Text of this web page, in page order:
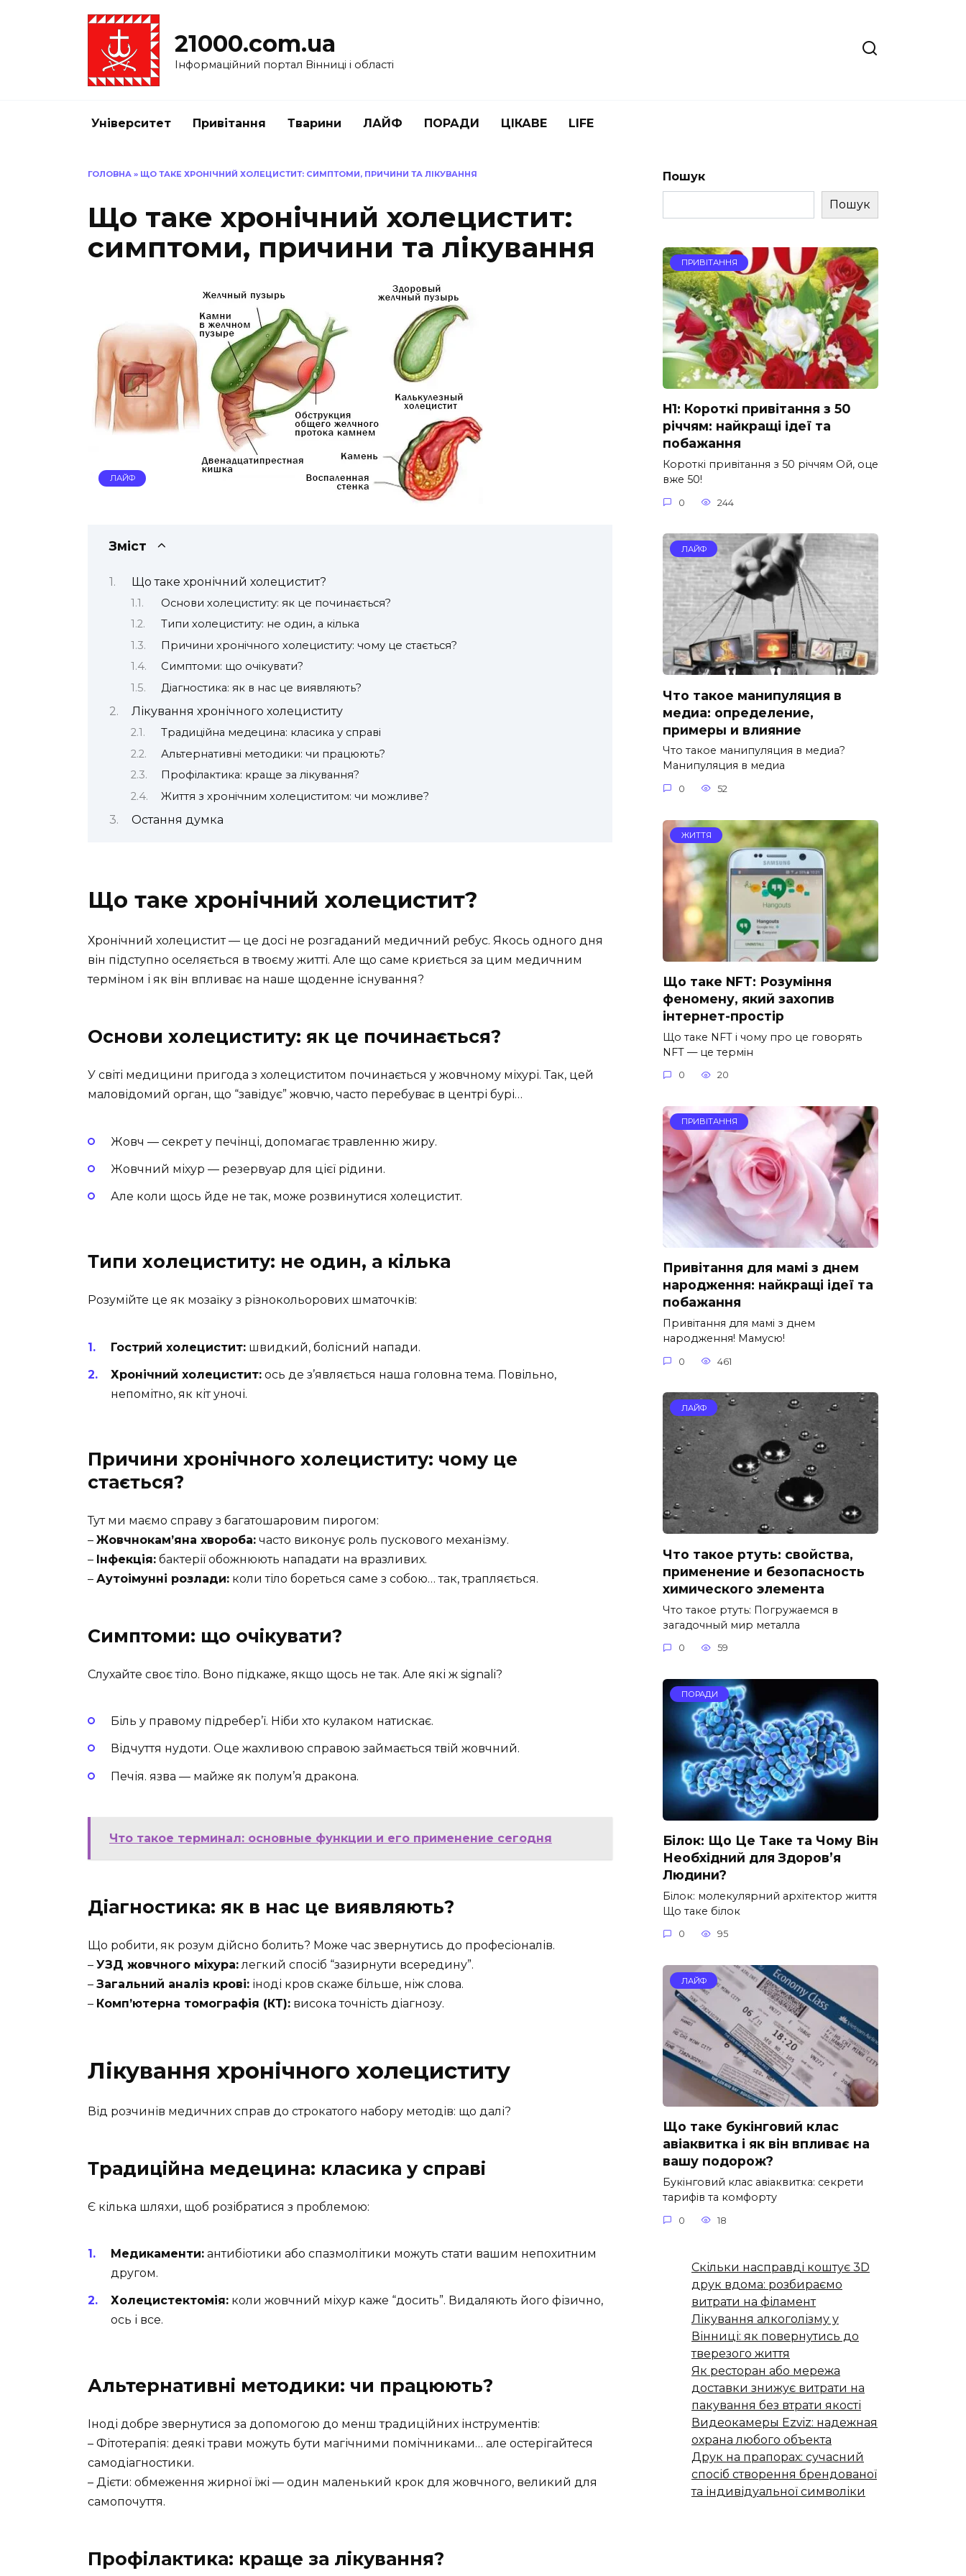
21000.com.ua
Інформаційний портал Вінниці і області
Університет Привітання Тварини ЛАЙФ ПОРАДИ ЦІКАВЕ LIFE
ГОЛОВНА » ЩО ТАКЕ ХРОНІЧНИЙ ХОЛЕЦИСТИТ: СИМПТОМИ, ПРИЧИНИ ТА ЛІКУВАННЯ
Що таке хронічний холецистит:
симптоми, причини та лікування
ЛАЙФ
Зміст
Що таке хронічний холецистит?
Основи холециститу: як це починається?
Типи холециститу: не один, а кілька
Причини хронічного холециститу: чому це стається?
Симптоми: що очікувати?
Діагностика: як в нас це виявляють?
Лікування хронічного холециститу
Традиційна медецина: класика у справі
Альтернативні методики: чи працюють?
Профілактика: краще за лікування?
Життя з хронічним холециститом: чи можливе?
Остання думка
Що таке хронічний холецистит?
Хронічний холецистит — це досі не розгаданий медичний ребус. Якось одного дня
він підступно оселяється в твоєму житті. Але що саме криється за цим медичним
терміном і як він впливає на наше щоденне існування?
Основи холециститу: як це починається?
У світі медицини пригода з холециститом починається у жовчному міхурі. Так, цей
маловідомий орган, що “завідує” жовчю, часто перебуває в центрі бурі…
Жовч — секрет у печінці, допомагає травленню жиру.
Жовчний міхур — резервуар для цієї рідини.
Але коли щось йде не так, може розвинутися холецистит.
Типи холециститу: не один, а кілька
Розумійте це як мозаїку з різнокольорових шматочків:
Гострий холецистит: швидкий, болісний напади.
Хронічний холецистит: ось де з’являється наша головна тема. Повільно,
непомітно, як кіт уночі.
Причини хронічного холециститу: чому це
стається?
Тут ми маємо справу з багатошаровим пирогом:
– Жовчнокам’яна хвороба: часто виконує роль пускового механізму.
– Інфекція: бактерії обожнюють нападати на вразливих.
– Аутоімунні розлади: коли тіло бореться саме з собою… так, трапляється.
Симптоми: що очікувати?
Слухайте своє тіло. Воно підкаже, якщо щось не так. Але які ж signali?
Біль у правому підребер’ї. Ніби хто кулаком натискає.
Відчуття нудоти. Оце жахливою справою займається твій жовчний.
Печія. язва — майже як полум’я дракона.
Что такое терминал: основные функции и его применение сегодня
Діагностика: як в нас це виявляють?
Що робити, як розум дійсно болить? Може час звернутись до професіоналів.
– УЗД жовчного міхура:легкий спосіб “зазирнути всередину”.
– Загальний аналіз крові: іноді кров скаже більше, ніж слова.
– Комп’ютерна томографія (КТ): висока точність діагнозу.
Лікування хронічного холециститу
Від розчинів медичних справ до строкатого набору методів: що далі?
Традиційна медецина: класика у справі
Є кілька шляхи, щоб розібратися з проблемою:
Медикаменти: антибіотики або спазмолітики можуть стати вашим непохитним
другом.
Холецистектомія: коли жовчний міхур каже “досить”. Видаляють його фізично,
ось і все.
Альтернативні методики: чи працюють?
Іноді добре звернутися за допомогою до менш традиційних інструментів:
– Фітотерапія: деякі трави можуть бути магічними помічниками… але остерігайтеся
самодіагностики.
– Дієти: обмеження жирної їжі — один маленький крок для жовчного, великий для
самопочуття.
Профілактика: краще за лікування?
Пошук
Пошук
ПРИВІТАННЯ
H1: Короткі привітання з 50
річчям: найкращі ідеї та
побажання
Короткі привітання з 50 річчям Ой, оце
вже 50!
0 244
ЛАЙФ
Что такое манипуляция в
медиа: определение,
примеры и влияние
Что такое манипуляция в медиа?
Манипуляция в медиа
0 52
ЖИТТЯ
Що таке NFT: Розуміння
феномену, який захопив
інтернет-простір
Що таке NFT і чому про це говорять
NFT — це термін
0 20
ПРИВІТАННЯ
Привітання для мамі з днем
народження: найкращі ідеї та
побажання
Привітання для мамі з днем
народження! Мамусю!
0 461
ЛАЙФ
Что такое ртуть: свойства,
применение и безопасность
химического элемента
Что такое ртуть: Погружаемся в
загадочный мир металла
0 59
ПОРАДИ
Білок: Що Це Таке та Чому Він
Необхідний для Здоров’я
Людини?
Білок: молекулярний архітектор життя
Що таке білок
0 95
ЛАЙФ
Що таке букінговий клас
авіаквитка і як він впливає на
вашу подорож?
Букінговий клас авіаквитка: секрети
тарифів та комфорту
0 18
Скільки насправді коштує 3D
друк вдома: розбираємо
витрати на філамент
Лікування алкоголізму у
Вінниці: як повернутись до
тверезого життя
Як ресторан або мережа
доставки знижує витрати на
пакування без втрати якості
Видеокамеры Ezviz: надежная
охрана любого объекта
Друк на прапорах: сучасний
спосіб створення брендованої
та індивідуальної символіки